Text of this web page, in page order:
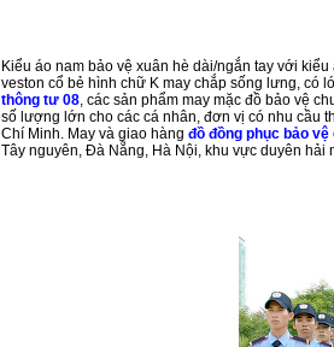
Kiểu áo nam bảo vệ xuân hè dài/ngắn tay với
veston cổ bẻ hình chữ K may chắp sống lưng, có
thông tư 08, các sản phẩm may mặc đồ bảo vệ
số lượng lớn cho các cá nhân, đơn vị có nhu cầu
Chí Minh. May và giao hàng đồ đồng phục bảo
Tây nguyên, Đà Nẵng, Hà Nội, khu vực duyên hải